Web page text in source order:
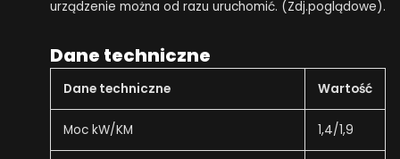
urządzenie można od razu uruchomić. (Zdj.poglądowe).
Dane techniczne
Dane techniczne Wartość
Moc kW/KM 1,4/1,9